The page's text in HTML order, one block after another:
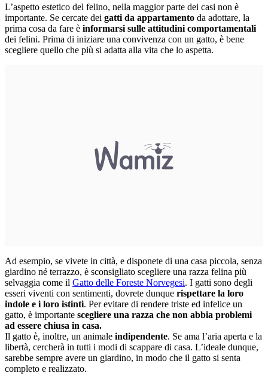
L’aspetto estetico del felino, nella maggior parte dei casi non è
importante. Se cercate dei gatti da appartamento da adottare, la
prima cosa da fare è informarsi sulle attitudini comportamentali
dei felini. Prima di iniziare una convivenza con un gatto, è bene
scegliere quello che più si adatta alla vita che lo aspetta.
Ad esempio, se vivete in città, e disponete di una casa piccola, senza
giardino né terrazzo, è sconsigliato scegliere una razza felina più
selvaggia come il Gatto delle Foreste Norvegesi. I gatti sono degli
esseri viventi con sentimenti, dovrete dunque rispettare la loro
indole e i loro istinti. Per evitare di rendere triste ed infelice un
gatto, è importante scegliere una razza che non abbia problemi
ad essere chiusa in casa.
Il gatto è, inoltre, un animale indipendente. Se ama l’aria aperta e la
libertà, cercherà in tutti i modi di scappare di casa. L’ideale dunque,
sarebbe sempre avere un giardino, in modo che il gatto si senta
completo e realizzato.